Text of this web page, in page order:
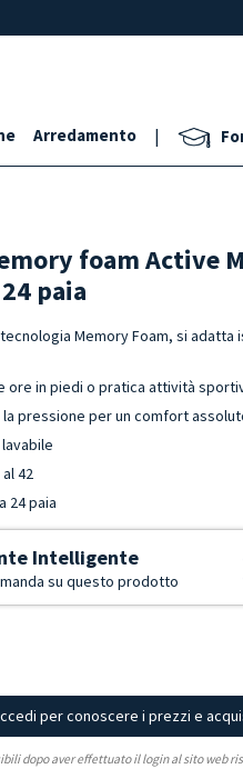
Arredamento |
foam Active
paia
Memory Foam, si adatta
ore in piedi o pratica attività
pressione per un comfort
42
24 paia
Intelligente
su questo prodotto
per conoscere i prezzi e
dopo aver effettuato il login al sito web